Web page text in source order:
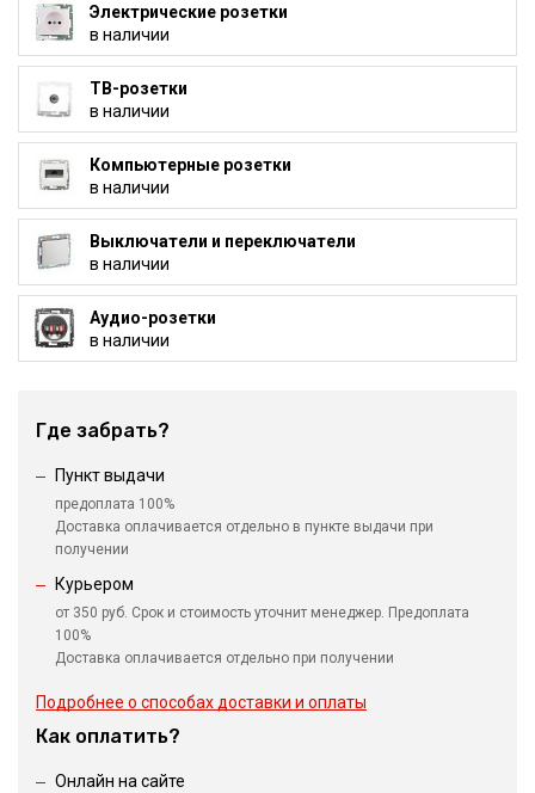
Электрические розетки
в наличии
ТВ-розетки
в наличии
Компьютерные розетки
в наличии
Выключатели и переключатели
в наличии
Аудио-розетки
в наличии
Где забрать?
Пункт выдачи
предоплата 100%
Доставка оплачивается отдельно в пункте выдачи при
получении
Курьером
от 350 руб. Срок и стоимость уточнит менеджер. Предоплата
100%
Доставка оплачивается отдельно при получении
Подробнее о способах доставки и оплаты
Как оплатить?
Онлайн на сайте